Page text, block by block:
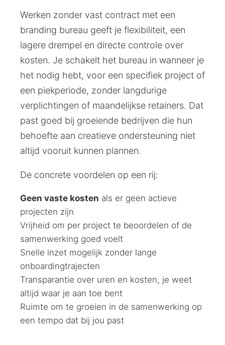
Werken zonder vast contract met een
branding bureau geeft je flexibiliteit, een
lagere drempel en directe controle over
kosten. Je schakelt het bureau in wanneer je
het nodig hebt, voor een specifiek project of
een piekperiode, zonder langdurige
verplichtingen of maandelijkse retainers. Dat
past goed bij groeiende bedrijven die hun
behoefte aan creatieve ondersteuning niet
altijd vooruit kunnen plannen.
De concrete voordelen op een rij:
Geen vaste kosten als er geen actieve
projecten zijn
Vrijheid om per project te beoordelen of de
samenwerking goed voelt
Snelle inzet mogelijk zonder lange
onboardingtrajecten
Transparantie over uren en kosten, je weet
altijd waar je aan toe bent
Ruimte om te groeien in de samenwerking op
een tempo dat bij jou past